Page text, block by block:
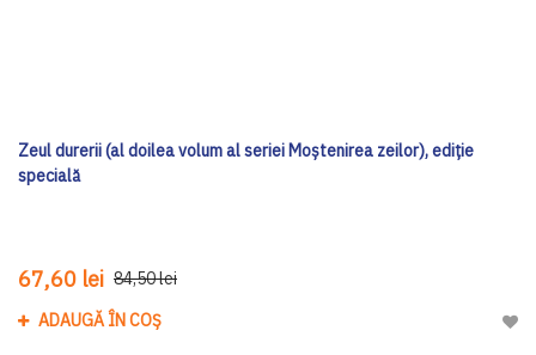
Zeul durerii (al doilea volum al seriei Moștenirea zeilor), ediţie
specială
67,60 lei 84,50 lei
ADAUGĂ ÎN COȘ